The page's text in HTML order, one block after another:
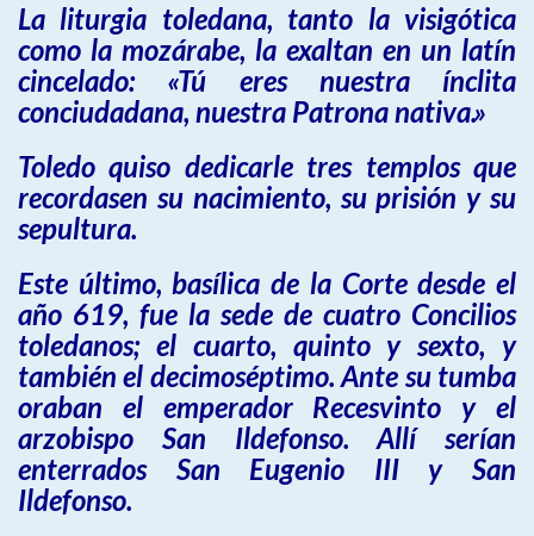
La liturgia toledana, tanto la visigótica
como la mozárabe, la exaltan en un latín
cincelado: «Tú eres nuestra ínclita
conciudadana, nuestra Patrona nativa.»
Toledo quiso dedicarle tres templos que
recordasen su nacimiento, su prisión y su
sepultura.
Este último, basílica de la Corte desde el
año 619, fue la sede de cuatro Concilios
toledanos; el cuarto, quinto y sexto, y
también el decimoséptimo. Ante su tumba
oraban el emperador Recesvinto y el
arzobispo San Ildefonso. Allí serían
enterrados San Eugenio III y San
Ildefonso.